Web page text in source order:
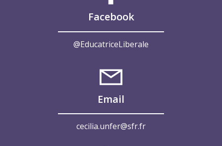
Facebook
@EducatriceLiberale
Email
cecilia.unfer@sfr.fr